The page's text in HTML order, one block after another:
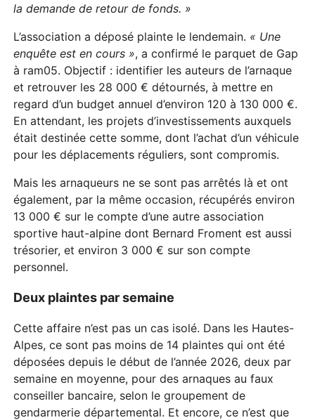
la demandederetour de fonds. »
L’association a déposé plainte le lendemain. « Une
enquête est en cours », a confirmé le parquet de Gap
à ram05. Objectif : identifier les auteurs de l’arnaque
et retrouver les 28 000 € détournés, à mettre en
regard d’un budget annuel d’environ 120 à 130 000 €.
En attendant, les projets d’investissements auxquels
était destinée cette somme, dont l’achat d’un véhicule
pour les déplacements réguliers, sont compromis.
Mais les arnaqueurs ne se sont pas arrêtés là et ont
également, par la même occasion, récupérés environ
13 000 € sur le compte d’une autre association
sportive haut-alpine dont Bernard Froment est aussi
trésorier, et environ 3 000 € sur son compte
personnel.
Deux plaintes par semaine
Cette affaire n’est pas un cas isolé. Dans les Hautes-
Alpes, ce sont pas moins de 14 plaintes qui ont été
déposées depuis le début de l’année 2026, deux par
semaine en moyenne, pour des arnaques au faux
conseiller bancaire, selon le groupement de
gendarmerie départemental. Et encore, ce n’est que